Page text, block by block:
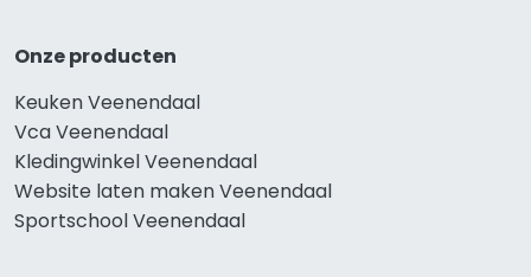
Onze producten
Keuken Veenendaal
Vca Veenendaal
Kledingwinkel Veenendaal
Website laten maken Veenendaal
Sportschool Veenendaal